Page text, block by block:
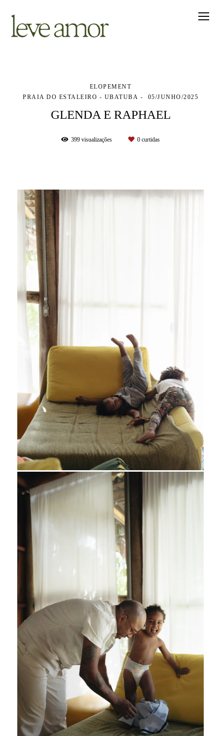
ELOPEMENT
PRAIA DO ESTALEIRO - UBATUBA
05/JUNHO/2025
GLENDA E RAPHAEL
399 visualizações 0 curtidas